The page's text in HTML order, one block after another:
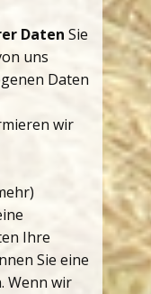
Daten Sie
uns
Daten
wir
Ihre
Sie eine
Wenn wir